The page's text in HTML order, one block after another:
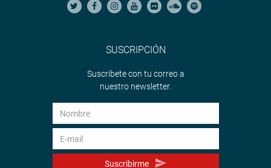
SUSCRIPCIÓN
Suscríbete con tu correo a
nuestro newsletter.
Suscribirme